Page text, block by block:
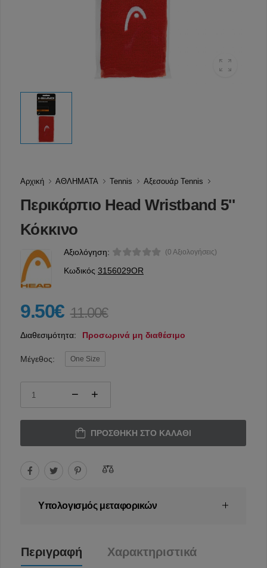
Αρχική ΑΘΛΗΜΑΤΑ Tennis Αξεσουάρ Tennis
Περικάρπιο Head Wristband 5''
Κόκκινο
Αξιολόγηση: (0 Αξιολογήσεις)
Κωδικός 3156029OR
9.50€ 11.00€
Διαθεσιμότητα: Προσωρινά μη διαθέσιμο
Μέγεθος: One Size
ΠΡΟΣΘΉΚΗ ΣΤΟ ΚΑΛΆΘΙ
Υπολογισμός μεταφορικών
Περιγραφή Χαρακτηριστικά